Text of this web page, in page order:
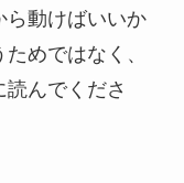
ら動けばいいか
めではなく、
んでくださ